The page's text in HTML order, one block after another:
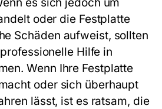
es sich jedoch um
oder die Festplatte
Schäden aufweist, sollten
Hilfe in
Wenn Ihre Festplatte
oder sich überhaupt
lässt, ist es ratsam, die